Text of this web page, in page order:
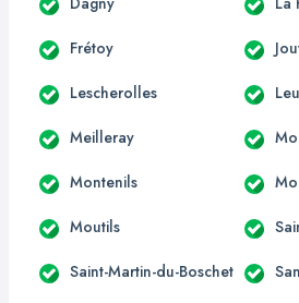
Frétoy
Lescherolles
Meilleray
Montenils
Moutils
Saint-Martin-du-Boschet